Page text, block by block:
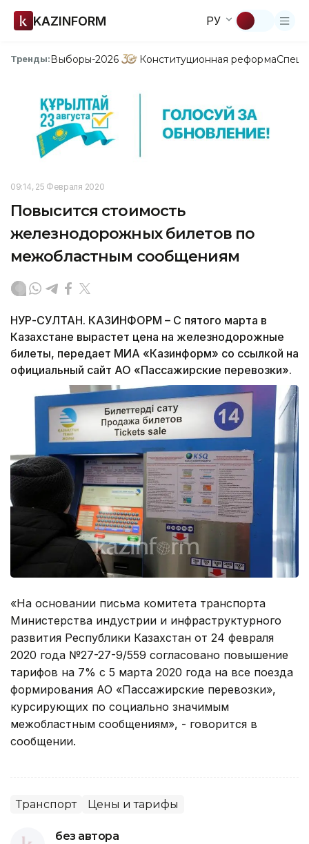
KAZINFORM РУ
Тренды:Выборы-2026 Конституционная реформа
09:14, 25 Февраля 2020
Повысится стоимость
железнодорожных билетов по
межобластным сообщениям
НУР-СУЛТАН. КАЗИНФОРМ – С пятого марта в
Казахстане вырастет цена на железнодорожные
билеты, передает МИА «Казинформ» со ссылкой на
официальный сайт АО «Пассажирские перевозки».
«На основании письма комитета транспорта
Министерства индустрии и инфраструктурного
развития Республики Казахстан от 24 февраля
2020 года №27-27-9/559 согласовано повышение
тарифов на 7% с 5 марта 2020 года на все поезда
формирования АО «Пассажирские перевозки»,
курсирующих по социально значимым
межобластным сообщениям», - говорится в
сообщении.
Транспорт Цены и тарифы
без автора